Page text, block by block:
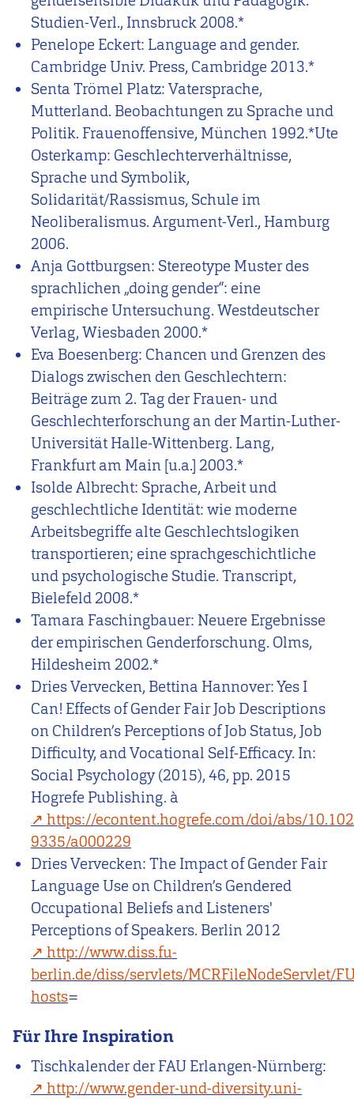
Studien-Verl., Innsbruck 2008.*
Penelope Eckert: Language and gender.
Cambridge Univ. Press, Cambridge 2013.*
Senta Trömel Platz: Vatersprache,
Mutterland. Beobachtungen zu Sprache und
Politik. Frauenoffensive, München 1992.*Ute
Osterkamp: Geschlechterverhältnisse,
Sprache und Symbolik,
Solidarität/Rassismus, Schule im
Neoliberalismus. Argument-Verl., Hamburg
2006.
Anja Gottburgsen: Stereotype Muster des
sprachlichen „doing gender“: eine
empirische Untersuchung. Westdeutscher
Verlag, Wiesbaden 2000.*
Eva Boesenberg: Chancen und Grenzen des
Dialogs zwischen den Geschlechtern:
Beiträge zum 2. Tag der Frauen- und
Geschlechterforschung an der Martin-Luther-
Universität Halle-Wittenberg. Lang,
Frankfurt am Main [u.a.] 2003.*
Isolde Albrecht: Sprache, Arbeit und
geschlechtliche Identität: wie moderne
Arbeitsbegriffe alte Geschlechtslogiken
transportieren; eine sprachgeschichtliche
und psychologische Studie. Transcript,
Bielefeld 2008.*
Tamara Faschingbauer: Neuere Ergebnisse
der empirischen Genderforschung. Olms,
Hildesheim 2002.*
Dries Vervecken, Bettina Hannover: Yes I
Can! Effects of Gender Fair Job Descriptions
on Children’s Perceptions of Job Status, Job
Difficulty, and Vocational Self-Efficacy. In:
Social Psychology (2015), 46, pp. 2015
Hogrefe Publishing. à
https://econtent.hogrefe.com/doi/abs/
9335/a000229
Dries Vervecken: The Impact of Gender Fair
Language Use on Children’s Gendered
Occupational Beliefs and Listeners'
Perceptions of Speakers. Berlin 2012
http://www.diss.fu-
berlin.de/diss/servlets/MCRFileNodeServlet/
hosts=
Für Ihre Inspiration
Tischkalender der FAU Erlangen-Nürnberg:
http://www.gender-und-diversity.uni-